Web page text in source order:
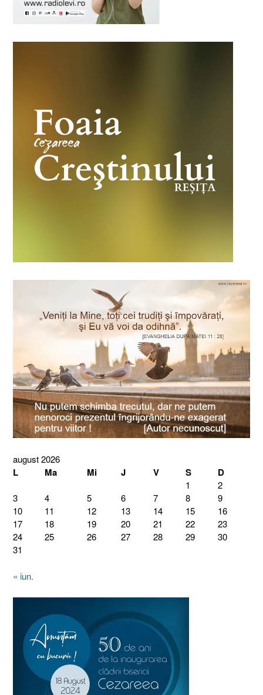
august 2026
L Ma Mi J V S D
1
2
3
4 5 6 7 8
9
10
11 12 13 14 15
16
17
18 19 20 21 22
23
24
25 26 27 28 29
30
31
« iun.